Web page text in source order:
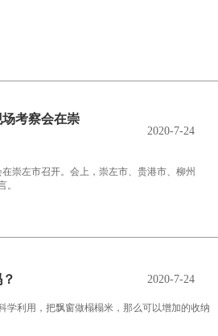
考察会在崇
2020-7-24
崇左市召开。会上，崇左市、贵港市、柳州
言。
2020-7-24
学利用，把飘窗做榻榻米，那么可以增加的收纳